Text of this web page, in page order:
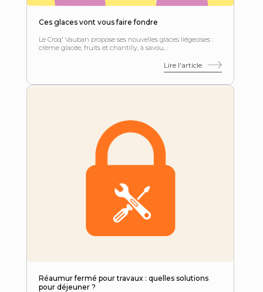
Ces glaces vont vous faire fondre
Le Croq' Vauban propose ses nouvelles glaces liégeoises :
crème glacée, fruits et chantilly, à savou...
Lire l'article
Réaumur fermé pour travaux : quelles solutions
pour déjeuner ?